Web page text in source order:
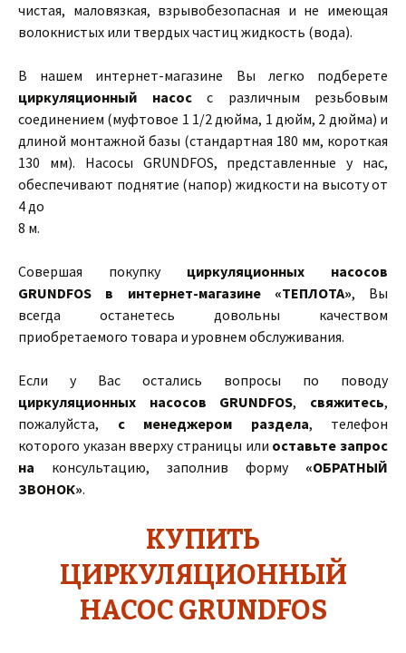
чистая, маловязкая, взрывобезопасная и не имеющая
волокнистых или твердых частиц жидкость (вода).
В нашем интернет-магазине Вы легко подберете
циркуляционный насосс различным резьбовым
соединением (муфтовое 1 1/2 дюйма, 1 дюйм, 2 дюйма) и
длиной монтажной базы (стандартная 180 мм, короткая
130 мм). Насосы GRUNDFOS, представленные у нас,
обеспечивают поднятие (напор) жидкости на высоту от
4 до
8 м.
Совершая покупку циркуляционных насосов
GRUNDFOS в интернет-магазине «ТЕПЛОТА», Вы
всегда останетесь довольны качеством
приобретаемого товара и уровнем обслуживания.
Если у Вас остались вопросы по поводу
циркуляционных насосов GRUNDFOS, свяжитесь,
пожалуйста, с менеджером раздела, телефон
которого указан вверху страницы или оставьте запрос
на консультацию, заполнив форму «ОБРАТНЫЙ
ЗВОНОК».
КУПИТЬ
ЦИРКУЛЯЦИОННЫЙ
НАСОС GRUNDFOS